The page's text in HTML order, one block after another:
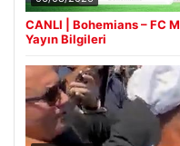
CANLI | Bohemians – FC
Yayın Bilgileri